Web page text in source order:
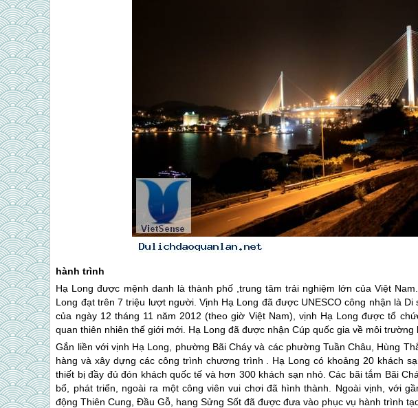
hành trình
Hạ Long được mệnh danh là thành phố ,trung tâm trải nghiệm lớn của Việt
Long đạt trên 7 triệu lượt người. Vịnh Hạ Long đã được UNESCO công nhận là
của ngày 12 tháng 11 năm 2012 (theo giờ Việt Nam), vịnh Hạ Long được tổ
quan thiên nhiên thế giới mới. Hạ Long đã được nhận Cúp quốc gia về môi trường
Gắn liền với vịnh Hạ Long, phường Bãi Cháy và các phường Tuần Châu, Hùng
hàng và xây dựng các công trình chương trình . Hạ Long có khoảng 20 khách
thiết bị đầy đủ đón khách quốc tế và hơn 300 khách sạn nhỏ. Các bãi tắm Bãi
bổ, phát triển, ngoài ra một công viên vui chơi đã hình thành. Ngoài vịnh, với
động Thiên Cung, Ðầu Gỗ, hang Sửng Sốt đã được đưa vào phục vụ hành trình